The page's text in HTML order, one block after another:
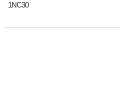
1NC30